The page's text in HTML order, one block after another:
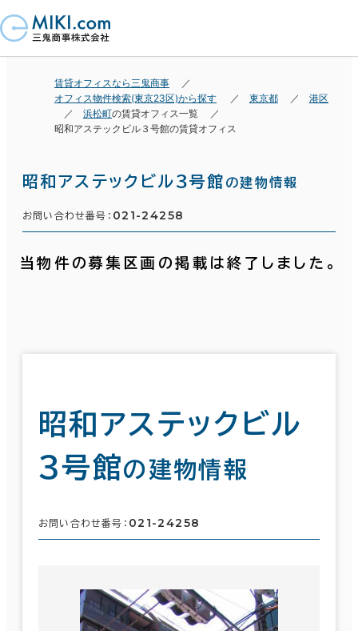
賃貸オフィスなら三鬼商事
オフィス物件検索(東京23区)から探す
東京都
港区
浜松町の賃貸オフィス一覧
昭和アステックビル３号館の賃貸オフィス
昭和アステックビル３号館 の建物情報
お問い合わせ番号： 021-24258
当物件の募集区画の掲載は終了しました。
昭和アステックビル
３号館の建物情報
お問い合わせ番号： 021-24258